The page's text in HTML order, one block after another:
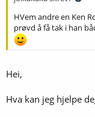
HVem andre en Ken
prøvd å få tak i han
Hei,
Hva kan jeg hjelpe